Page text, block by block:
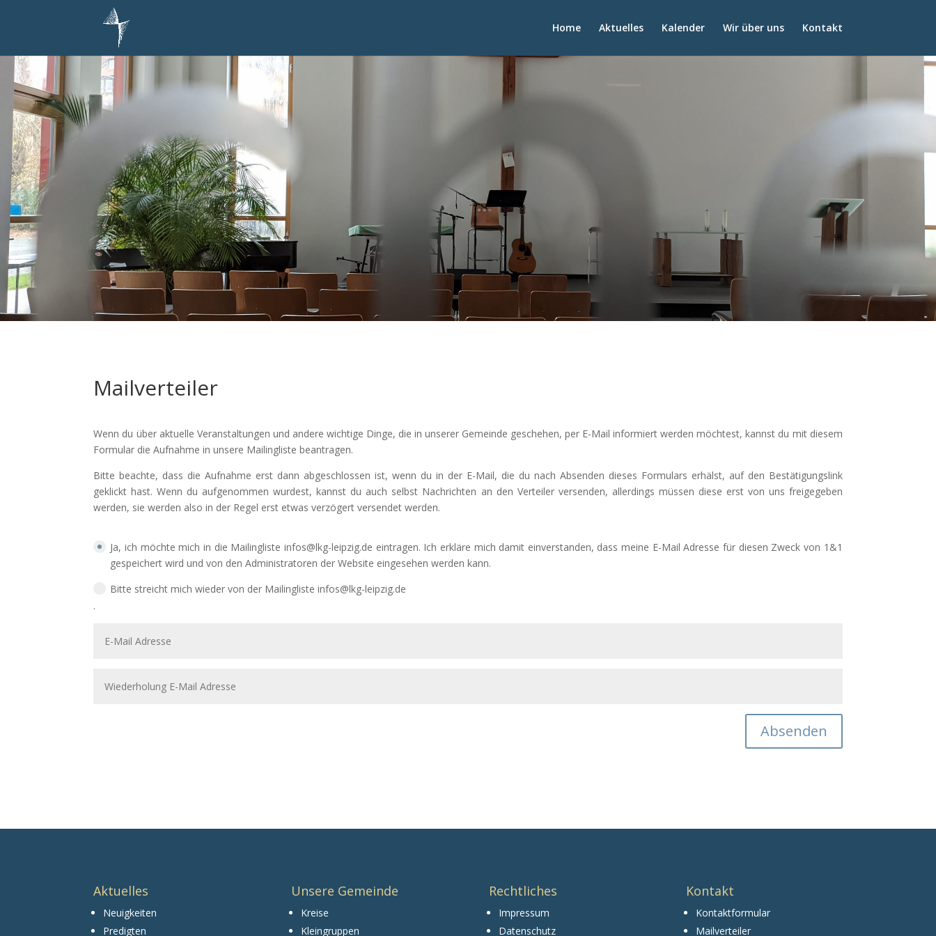
Home Aktuelles Kalender Wir über uns Kontakt
Mailverteiler
Wenn du über aktuelle Veranstaltungen und andere wichtige Dinge, die in unserer Gemeinde geschehen, per E-Mail informiert werden möchtest, kannst du mit diesem
Formular die Aufnahme in unsere Mailingliste beantragen.
Bitte beachte, dass die Aufnahme erst dann abgeschlossen ist, wenn du in der E-Mail, die du nach Absenden dieses Formulars erhälst, auf den Bestätigungslink
geklickt hast. Wenn du aufgenommen wurdest, kannst du auch selbst Nachrichten an den Verteiler versenden, allerdings müssen diese erst von uns freigegeben
werden, sie werden also in der Regel erst etwas verzögert versendet werden.
Ja, ich möchte mich in die Mailingliste infos@lkg-leipzig.de eintragen. Ich erkläre mich damit einverstanden, dass meine E-Mail Adresse für diesen Zweck von 1&1
gespeichert wird und von den Administratoren der Website eingesehen werden kann.
Bitte streicht mich wieder von der Mailingliste infos@lkg-leipzig.de
.
Absenden
Aktuelles
Neuigkeiten
Predigten
Unsere Gemeinde
Kreise
Kleingruppen
Rechtliches
Impressum
Datenschutz
Kontakt
Kontaktformular
Mailverteiler